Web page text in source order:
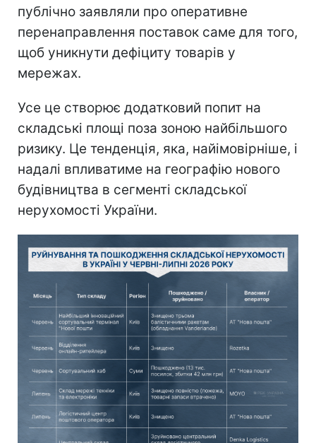
публічно заявляли про оперативне
перенаправлення поставок саме для того,
щоб уникнути дефіциту товарів у
мережах.
Усе це створює додатковий попит на
складські площі поза зоною найбільшого
ризику. Це тенденція, яка, найімовірніше, і
надалі впливатиме на географію нового
будівництва в сегменті складської
нерухомості України.